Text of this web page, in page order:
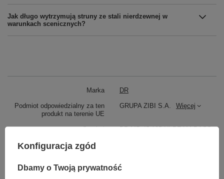
Jak długo wytrzymują struny ze stali nierdzewnej w
warunkach scenicznych?
Marka DR
Podmiot odpowiedzialny za ten
produkt na terenie UE
GRUPA ZIBI S.A. Więcej
Symbol DR MR 45-105 HI-BEAM BASS
RODZAJ
Konfiguracja zgód
Dbamy o Twoją prywatność